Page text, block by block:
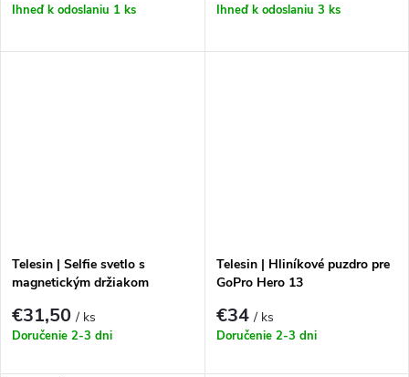
Ihneď k odoslaniu 1 ks Ihneď k odoslaniu 3 ks
Telesin | Selfie svetlo s
magnetickým držiakom
€31,50/ ks
Doručenie 2-3 dni
Telesin | Hliníkové puzdro pre
GoPro Hero 13
€34/ ks
Doručenie 2-3 dni